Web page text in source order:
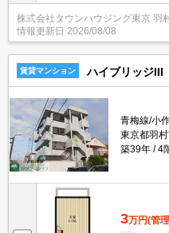
羽村店にお任せを！ご来店
株式会社タウンハウジング東京 羽
情報更新日 2026/08/08
賃貸マンション ハイブリッジIII
青梅線/小
東京都羽
築39年
4
3万円(管